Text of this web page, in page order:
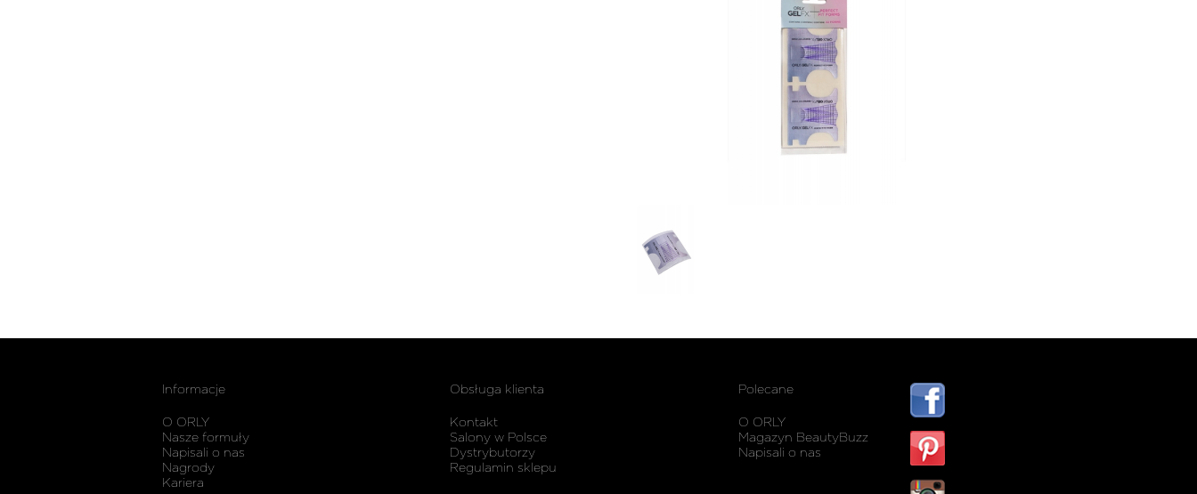
Informacje
O ORLY
Nasze formuły
Napisali o nas
Nagrody
Kariera
Obsługa klienta
Kontakt
Salony w Polsce
Dystrybutorzy
Regulamin sklepu
Polecane
O ORLY
Magazyn BeautyBuzz
Napisali o nas